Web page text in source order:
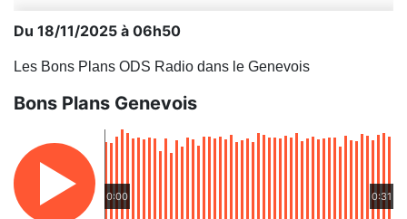
Du 18/11/2025 à 06h50
Les Bons Plans ODS Radio dans le Genevois
Bons Plans Genevois
0:00 0:31